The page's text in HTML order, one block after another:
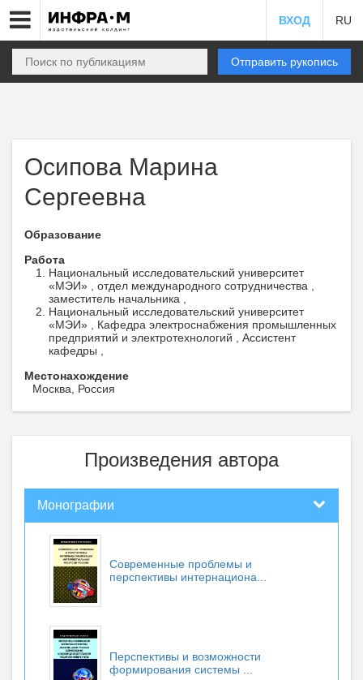
ВХОД RU
Отправить рукопись
Осипова Марина
Сергеевна
Образование
Работа
Национальный исследовательский университет
«МЭИ» , отдел международного сотрудничества ,
заместитель начальника ,
Национальный исследовательский университет
«МЭИ» , Кафедра электроснабжения промышленных
предприятий и электротехнологий , Ассистент
кафедры ,
Местонахождение
Москва, Россия
Произведения автора
Монографии
Современные проблемы и
перспективы интернациона...
Перспективы и возможности
формирования системы ...